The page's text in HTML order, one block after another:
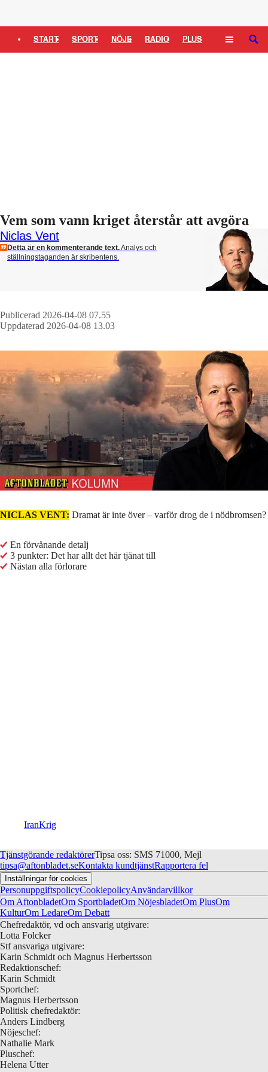
START SPORT NÖJE RADIO PLUS SÖK
Vem som vann kriget återstår att avgöra
Niclas Vent
Detta är en kommenterande text.Analys och
ställningstaganden är skribentens.
Publicerad 2026-04-08 07.55
Uppdaterad 2026-04-08 13.03
NICLAS VENT: Dramat är inte över – varför drog de i nödbromsen?
En förvånande detalj
3 punkter: Det har allt det här tjänat till
Nästan alla förlorare
IranKrig
Tjänstgörande redaktörerTipsa oss: SMS 71000, Mejl
tipsa@aftonbladet.seKontakta kundtjänstRapportera fel
Inställningar för cookies
PersonuppgiftspolicyCookiepolicyAnvändarvillkor
Om AftonbladetOm SportbladetOm NöjesbladetOm PlusOm
KulturOm LedareOm Debatt
Chefredaktör, vd och ansvarig utgivare:
Lotta Folcker
Stf ansvariga utgivare:
Karin Schmidt och Magnus Herbertsson
Redaktionschef:
Karin Schmidt
Sportchef:
Magnus Herbertsson
Politisk chefredaktör:
Anders Lindberg
Nöjeschef:
Nathalie Mark
Pluschef:
Helena Utter